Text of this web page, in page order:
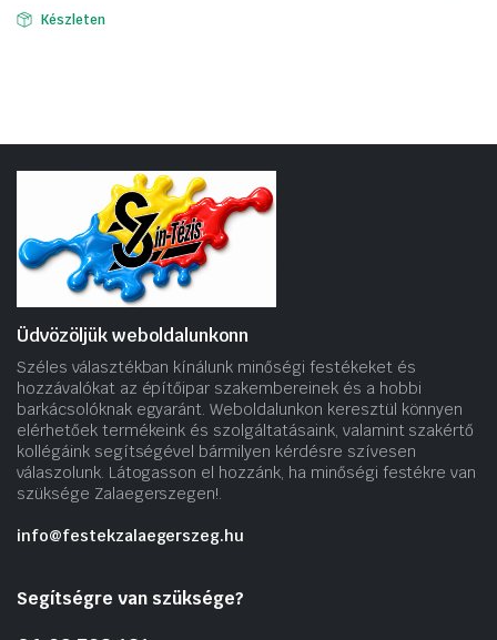
Készleten
Üdvözöljük weboldalunkonn
Széles választékban kínálunk minőségi festékeket és
hozzávalókat az építőipar szakembereinek és a hobbi
barkácsolóknak egyaránt. Weboldalunkon keresztül könnyen
elérhetőek termékeink és szolgáltatásaink, valamint szakértő
kollégáink segítségével bármilyen kérdésre szívesen
válaszolunk. Látogasson el hozzánk, ha minőségi festékre van
szüksége Zalaegerszegen!.
info@festekzalaegerszeg.hu
Segítségre van szüksége?